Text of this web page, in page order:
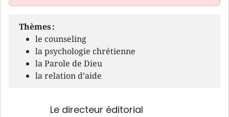
Thèmes :
le counseling
la psychologie chrétienne
la Parole de Dieu
la relation d’aide
Le directeur éditorial